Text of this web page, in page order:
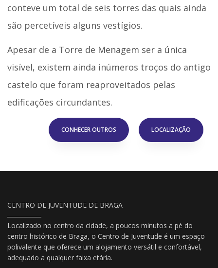
conteve um total de seis torres das quais ainda
são percetíveis alguns vestígios.
Apesar de a Torre de Menagem ser a única
visível, existem ainda inúmeros troços do antigo
castelo que foram reaproveitados pelas
edificações circundantes.
CONHECER OUTROS LOCALIZAÇÃO
CENTRO DE JUVENTUDE DE BRAGA
Localizado no centro da cidade, a poucos minutos a pé do
centro histórico de Braga, o Centro de Juventude é um espaço
polivalente que oferece um alojamento versátil e confortável,
adequado a qualquer faixa etária.